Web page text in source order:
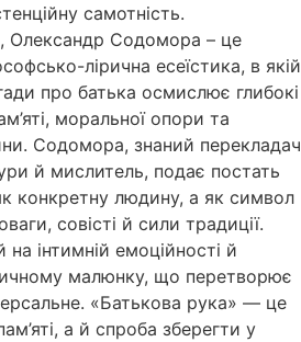
самотність.
Олександр Содомора – це
лірична есеїстика, в якій
про батька осмислює глибокі
моральної опори та
Содомора, знаний перекладач
й мислитель, подає постать
конкретну людину, а як символ
совісті й сили традиції.
на інтимній емоційності й
малюнку, що перетворює
«Батькова рука» — це
а й спроба зберегти у